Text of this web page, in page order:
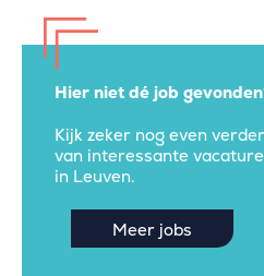
Hier niet dé job
Kijk zeker nog even
van interessante
in Leuven.
Meer jobs